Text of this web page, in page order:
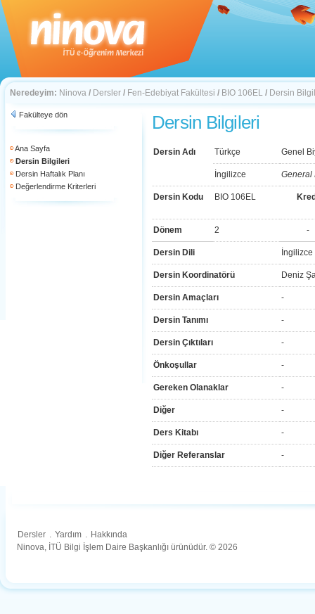
Neredeyim: Ninova / Dersler / Fen-Edebiyat Fakültesi / BIO 106EL / Dersin
Fakülteye dön
Ana Sayfa
Dersin Bilgileri
Dersin Haftalık Planı
Değerlendirme Kriterleri
Dersin Bilgileri
Dersin Adı Türkçe Genel
İngilizce General
Dersin Kodu BIO 106EL
Dönem 2 -
Dersin Dili İngilizce
Dersin Koordinatörü Deniz
Dersin Amaçları -
Dersin Tanımı -
Dersin Çıktıları -
Önkoşullar -
Gereken Olanaklar -
Diğer -
Ders Kitabı -
Diğer Referanslar -
Dersler . Yardım . Hakkında
Ninova, İTÜ Bilgi İşlem Daire Başkanlığı ürünüdür. © 2026